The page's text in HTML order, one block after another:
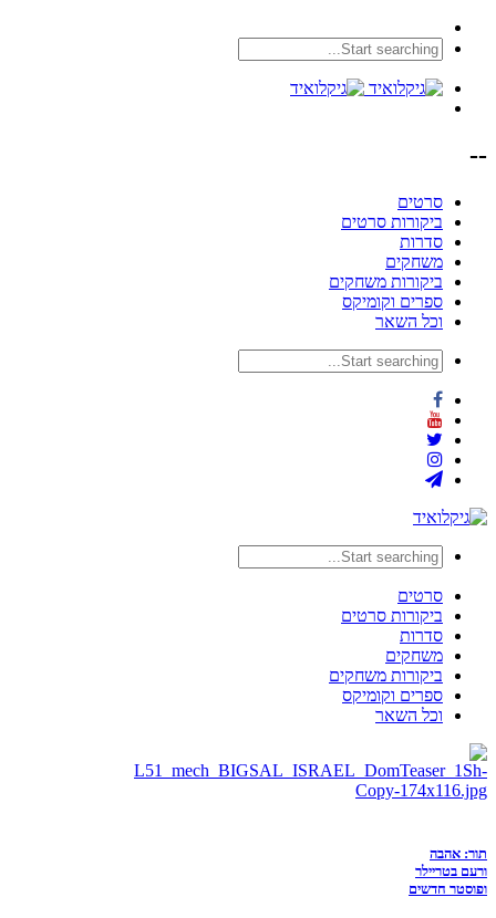
--
סרטים
ביקורות סרטים
סדרות
משחקים
ביקורות משחקים
ספרים וקומיקס
וכל השאר
סרטים
ביקורות סרטים
סדרות
משחקים
ביקורות משחקים
ספרים וקומיקס
וכל השאר
תור: אהבה
ורעם בטריילר
ופוסטר חדשים